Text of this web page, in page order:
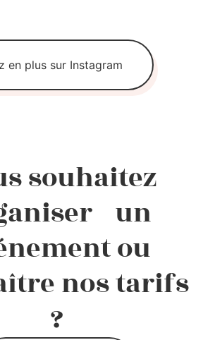
en plus sur Instagram
souhaitez
un
ou
nos tarifs
?